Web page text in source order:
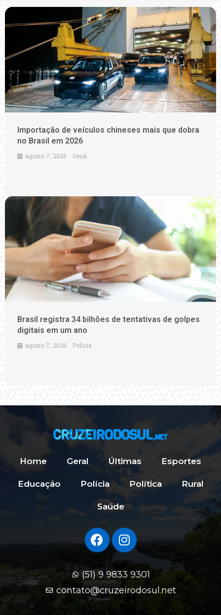
Importação de veículos chineses mais que dobra
no Brasil em 2026
agosto 7, 2026 Geral
Brasil registra 34 bilhões de tentativas de golpes
digitais em um ano
agosto 7, 2026 Polícia
Home Geral Últimas Esportes
Educação Polícia Política Rural
Saúde
(51) 9 9833 9301
contato@cruzeirodosul.net